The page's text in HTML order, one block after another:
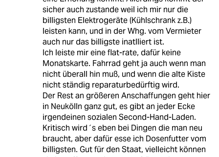
sicher auch zustande weil ich mir nur die
billigsten Elektrogeräte (Kühlschrank z.B.)
leisten kann, und in der Whg. vom Vermieter
auch nur das billigste inatlliert ist.
Ich leiste mir eine flat-rate, dafür keine
Monatskarte. Fahrrad geht ja auch wenn man
nicht überall hin muß, und wenn die alte Kiste
nicht ständig reparaturbedürftig wird.
Der Rest an größeren Anschaffungen geht hier
in Neukölln ganz gut, es gibt an jeder Ecke
irgendeinen sozialen Second-Hand-Laden.
Kritisch wird´s eben bei Dingen die man neu
braucht, aber dafür esse ich Dosenfutter vom
billigsten. Gut für den Staat, vielleicht können